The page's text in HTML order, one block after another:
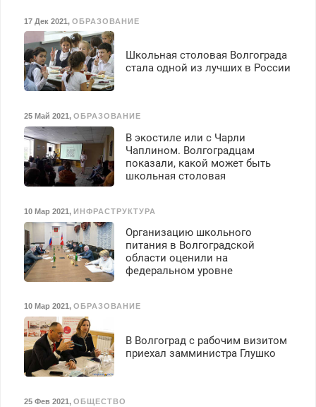
17 Дек 2021, ОБРАЗОВАНИЕ
Школьная столовая Волгограда
стала одной из лучших в России
25 Май 2021 , ОБРАЗОВАНИЕ
В экостиле или с Чарли
Чаплином. Волгоградцам
показали, какой может быть
школьная столовая
10 Мар 2021, ИНФРАСТРУКТУРА
Организацию школьного
питания в Волгоградской
области оценили на
федеральном уровне
10 Мар 2021, ОБРАЗОВАНИЕ
В Волгоград с рабочим визитом
приехал замминистра Глушко
25 Фев 2021, ОБЩЕСТВО